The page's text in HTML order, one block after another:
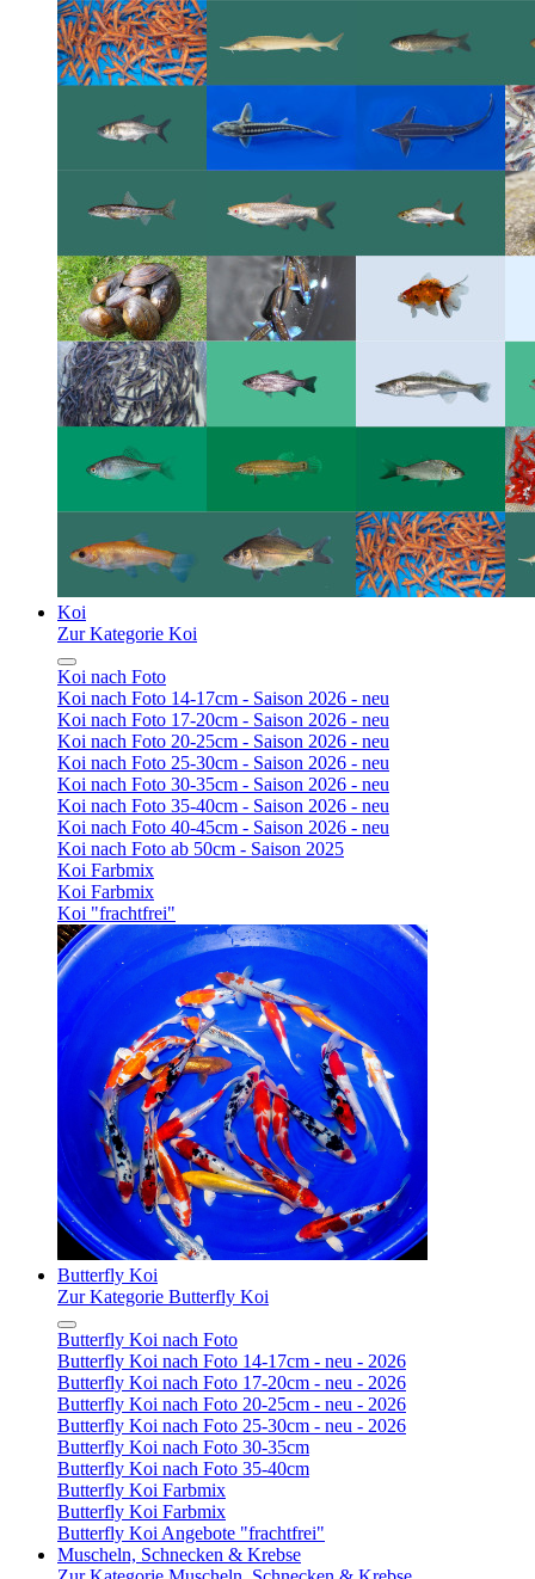
Koi
Zur Kategorie Koi
Koi nach Foto
Koi nach Foto 14-17cm - Saison 2026 - neu
Koi nach Foto 17-20cm - Saison 2026 - neu
Koi nach Foto 20-25cm - Saison 2026 - neu
Koi nach Foto 25-30cm - Saison 2026 - neu
Koi nach Foto 30-35cm - Saison 2026 - neu
Koi nach Foto 35-40cm - Saison 2026 - neu
Koi nach Foto 40-45cm - Saison 2026 - neu
Koi nach Foto ab 50cm - Saison 2025
Koi Farbmix
Koi Farbmix
Koi "frachtfrei"
Butterfly Koi
Zur Kategorie Butterfly Koi
Butterfly Koi nach Foto
Butterfly Koi nach Foto 14-17cm - neu - 2026
Butterfly Koi nach Foto 17-20cm - neu - 2026
Butterfly Koi nach Foto 20-25cm - neu - 2026
Butterfly Koi nach Foto 25-30cm - neu - 2026
Butterfly Koi nach Foto 30-35cm
Butterfly Koi nach Foto 35-40cm
Butterfly Koi Farbmix
Butterfly Koi Farbmix
Butterfly Koi Angebote "frachtfrei"
Muscheln, Schnecken & Krebse